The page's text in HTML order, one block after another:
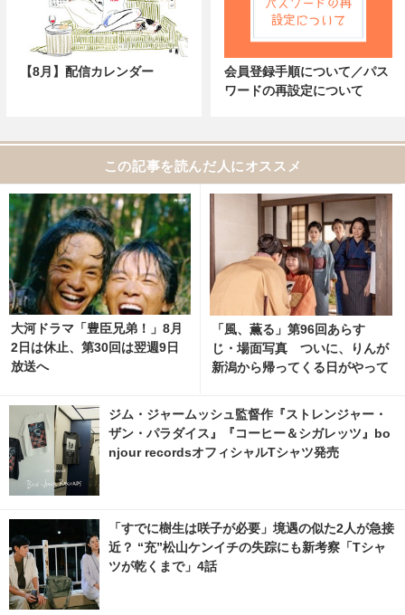
【8月】配信カレンダー
会員登録手順について／パス
ワードの再設定について
この記事を読んだ人にオススメ
大河ドラマ「豊臣兄弟！」8月
2日は休止、第30回は翌週9日
放送へ
「風、薫る」第96回あらす
じ・場面写真 ついに、りんが
新潟から帰ってくる日がやって
ジム・ジャームッシュ監督作『ストレンジャー・
ザン・パラダイス』『コーヒー＆シガレッツ』bo
njour recordsオフィシャルTシャツ発売
「すでに樹生は咲子が必要」境遇の似た2人が急接
近？ “充”松山ケンイチの失踪にも新考察「Tシャ
ツが乾くまで」4話